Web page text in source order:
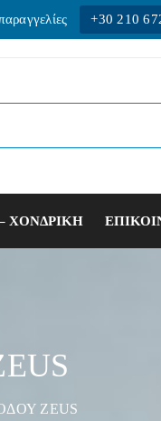
+30 210
ΧΟΝΔΡΙΚΗ
ZEUS